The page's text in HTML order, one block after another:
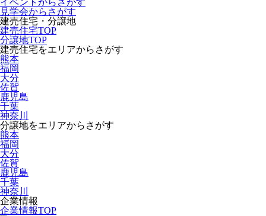
イベントからさがす
見学会からさがす
建売住宅・分譲地
建売住宅TOP
分譲地TOP
建売住宅をエリアからさがす
熊本
福岡
大分
佐賀
鹿児島
千葉
神奈川
分譲地をエリアからさがす
熊本
福岡
大分
佐賀
鹿児島
千葉
神奈川
企業情報
企業情報TOP